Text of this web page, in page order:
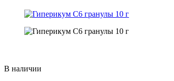
В наличии